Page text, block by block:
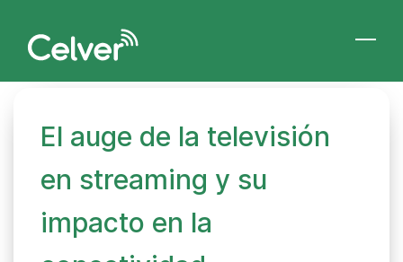
El auge de la televisión
en streaming y su
impacto en la